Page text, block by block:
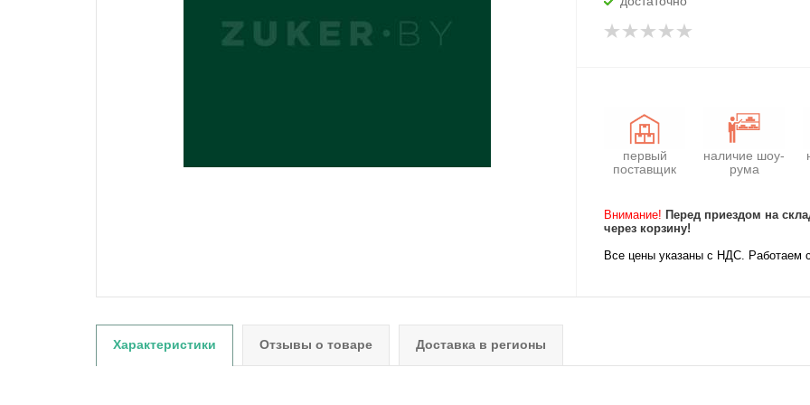
первый
поставщик
наличие шоу-
рума
Внимание! Перед приездом на
через корзину!
Все цены указаны с НДС. Работаем
Характеристики Отзывы о товаре Доставка в регионы